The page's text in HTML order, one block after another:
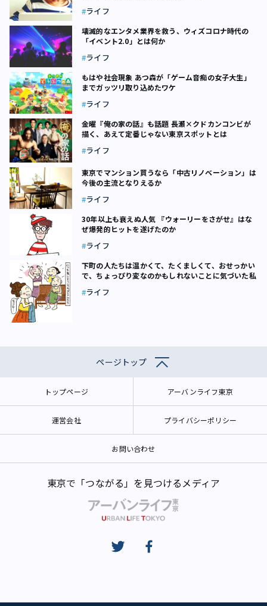
ライフ
壊滅的なエンタメ業界を救う、ウィズコロナ時代の
「イベント2.0」とは何か
ライフ
もはや社会現象 あつ森が「ゲーム音痴の女子大生」
までガッツリ取り込めたワケ
ライフ
金曜『俺の家の話』も話題 長瀬×クドカンコンビが
描く、あえて定番じゃない東京スポットとは
ライフ
東京でマンション買うなら「中古リノベーション」――は
今後の主流となりえるか
ライフ
30年以上も衰えぬ人気 『ウォーリーをさがせ』はな
ぜ爆発的ヒットを遂げたのか
ライフ
下町の人たちは温かくて、たくましくて、おせっかい
で、ちょっぴり変なのかもしれないことに気づいた私
ライフ
ページトップ
トップページ アーバンライフ東京
運営会社 プライバシーポリシー
お問い合わせ
東京で「つながる」を見つけるメディア